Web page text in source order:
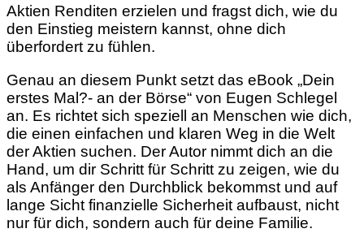
Aktien Renditen erzielen und fragst dich, wie du
den Einstieg meistern kannst, ohne dich
überfordert zu fühlen.
Genau an diesem Punkt setzt das eBook „Dein
erstes Mal?- an der Börse“ von Eugen Schlegel
an. Es richtet sich speziell an Menschen wie dich,
die einen einfachen und klaren Weg in die Welt
der Aktien suchen. Der Autor nimmt dich an die
Hand, um dir Schritt für Schritt zu zeigen, wie du
als Anfänger den Durchblick bekommst und auf
lange Sicht finanzielle Sicherheit aufbaust, nicht
nur für dich, sondern auch für deine Familie.